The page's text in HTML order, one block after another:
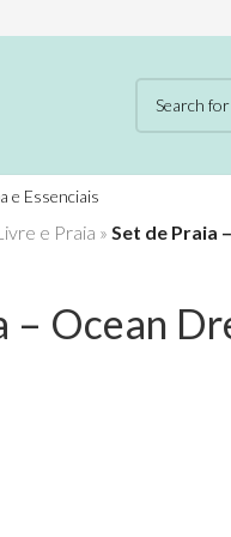
e Essenciais
e Praia » Set de Praia
– Ocean